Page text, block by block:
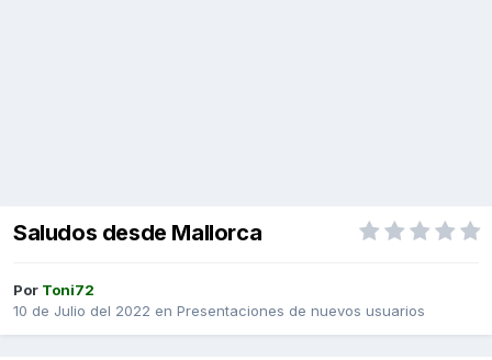
Saludos desde Mallorca
Por Toni72
10 de Julio del 2022 en Presentaciones de nuevos usuarios